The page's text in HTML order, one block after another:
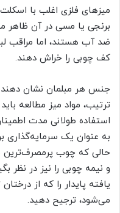
میزهای فلزی اغلب با
برنجی یا مسی در آن
ضد آب هستند، اما مراقب
کف چوبی را خراش دهند.
جنس هر مبلمان نشان
ترتیب، مواد میز مطالعه
استفاده طولانی مدت
به عنوان یک سرمایه‌گذاری
حالی که چوب پرمصرف‌ترین
و نیمه چوبی را نیز در نظر
یافته پایدار را که از
می‌شود، ترجیح دهید.